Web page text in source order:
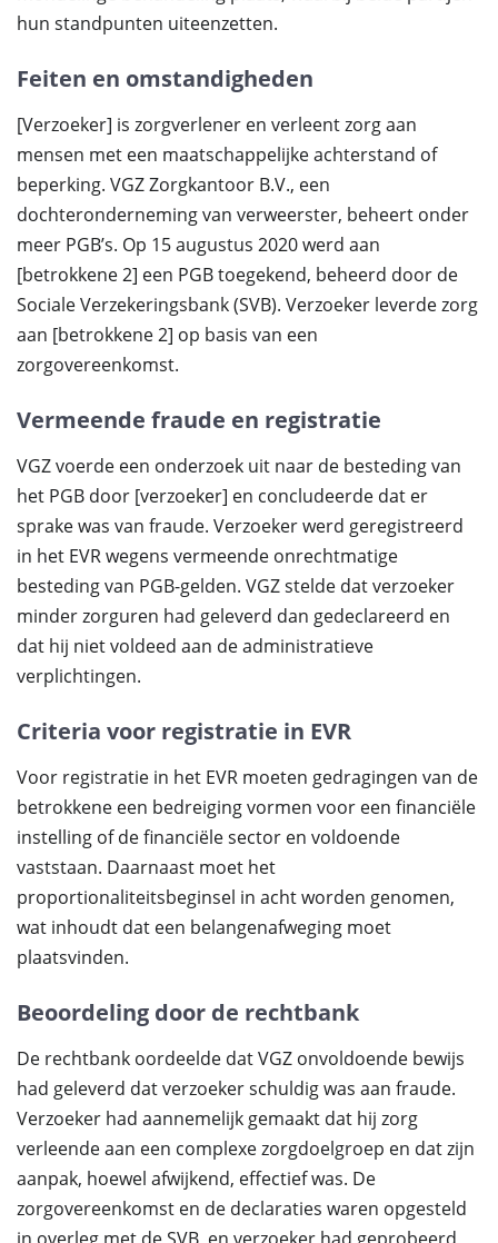
hun standpunten uiteenzetten.
Feiten en omstandigheden
[Verzoeker] is zorgverlener en verleent zorg aan
mensen met een maatschappelijke achterstand of
beperking. VGZ Zorgkantoor B.V., een
dochteronderneming van verweerster, beheert onder
meer PGB’s. Op 15 augustus 2020 werd aan
[betrokkene 2] een PGB toegekend, beheerd door de
Sociale Verzekeringsbank (SVB). Verzoeker leverde zorg
aan [betrokkene 2] op basis van een
zorgovereenkomst.
Vermeende fraude en registratie
VGZ voerde een onderzoek uit naar de besteding van
het PGB door [verzoeker] en concludeerde dat er
sprake was van fraude. Verzoeker werd geregistreerd
in het EVR wegens vermeende onrechtmatige
besteding van PGB-gelden. VGZ stelde dat verzoeker
minder zorguren had geleverd dan gedeclareerd en
dat hij niet voldeed aan de administratieve
verplichtingen.
Criteria voor registratie in EVR
Voor registratie in het EVR moeten gedragingen van de
betrokkene een bedreiging vormen voor een financiële
instelling of de financiële sector en voldoende
vaststaan. Daarnaast moet het
proportionaliteitsbeginsel in acht worden genomen,
wat inhoudt dat een belangenafweging moet
plaatsvinden.
Beoordeling door de rechtbank
De rechtbank oordeelde dat VGZ onvoldoende bewijs
had geleverd dat verzoeker schuldig was aan fraude.
Verzoeker had aannemelijk gemaakt dat hij zorg
verleende aan een complexe zorgdoelgroep en dat zijn
aanpak, hoewel afwijkend, effectief was. De
zorgovereenkomst en de declaraties waren opgesteld